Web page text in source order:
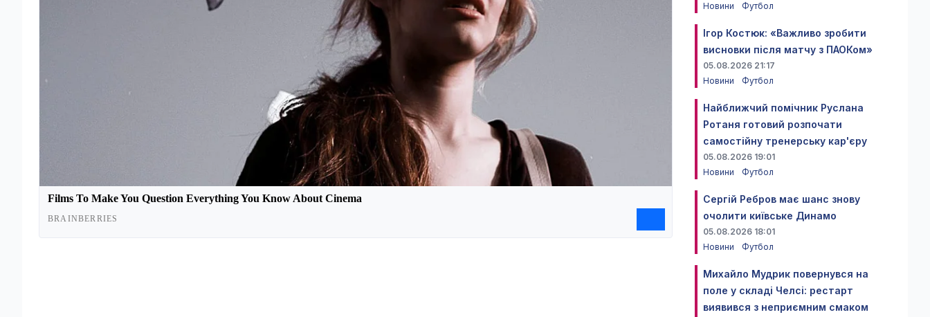
Новини
Футбол
Ігор Костюк: «Важливо зробити
висновки після матчу з ПАОКом»
05.08.2026 21:17
Новини
Футбол
Найближчий помічник Руслана
Ротаня готовий розпочати
самостійну тренерську кар'єру
05.08.2026 19:01
Новини
Футбол
Сергій Ребров має шанс знову
очолити київське Динамо
05.08.2026 18:01
Новини
Футбол
Михайло Мудрик повернувся на
поле у складі Челсі: рестарт
виявився з неприємним смаком